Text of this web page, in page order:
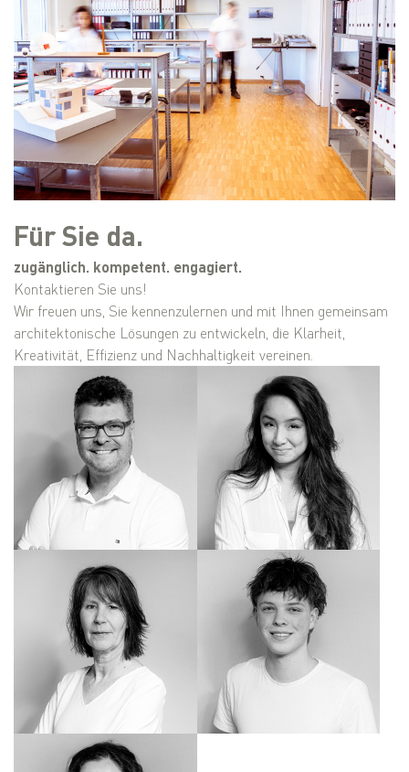
Für Sie da.
zugänglich. kompetent. engagiert.
Kontaktieren Sie uns!
Wir freuen uns, Sie kennenzulernen und mit Ihnen gemeinsam
architektonische Lösungen zu entwickeln, die Klarheit,
Kreativität, Effizienz und Nachhaltigkeit vereinen.
Cornelia Furrer